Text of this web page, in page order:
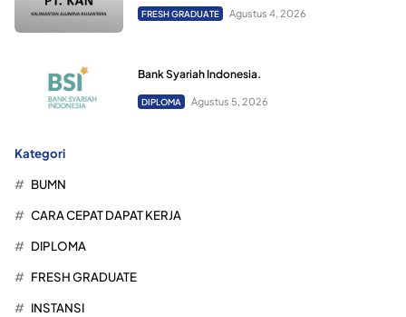
FRESH GRADUATE Agustus 4, 2026
Bank Syariah Indonesia.
DIPLOMA Agustus 5, 2026
Kategori
BUMN
CARA CEPAT DAPAT KERJA
DIPLOMA
FRESH GRADUATE
INSTANSI